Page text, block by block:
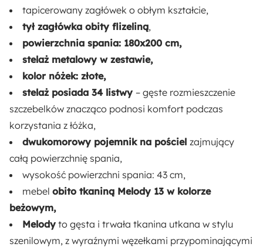
Liczba listew:
34
Liczba miejsc:
2
Szerokość:
213 cm
Stelaż:
Tak
Rodzaj łóżka:
Podwójne
tapicerowany zagłówek o obłym kształcie,
tył zagłówka obity flizeliną,
powierzchnia spania: 180x200 cm,
stelaż metalowy w zestawie,
kolor nóżek: złote,
stelaż posiada 34 listwy – gęste rozmieszczenie
szczebelków znacząco podnosi komfort podczas
korzystania z łóżka,
dwukomorowy pojemnik na pościel zajmujący
całą powierzchnię spania,
wysokość powierzchni spania: 43 cm,
mebel obito tkaniną Melody 13 w kolorze
beżowym,
Melody to gęsta i trwała tkanina utkana w stylu
szenilowym, z wyraźnymi węzełkami przypominającymi